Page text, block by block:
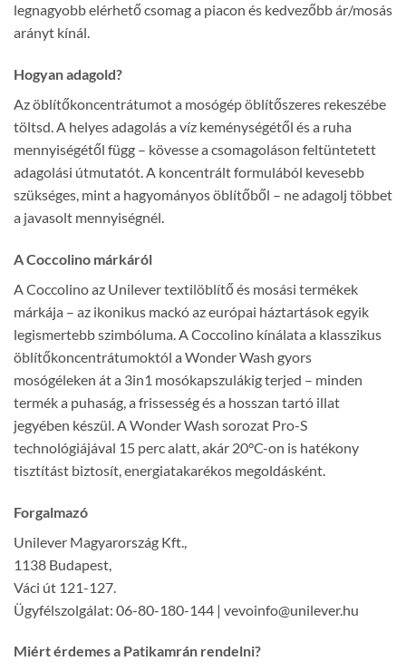
legnagyobb elérhető csomag a piacon és kedvezőbb ár/mosás
arányt kínál.
Hogyan adagold?
Az öblítőkoncentrátumot a mosógép öblítőszeres rekeszébe
töltsd. A helyes adagolás a víz keménységétől és a ruha
mennyiségétől függ – kövesse a csomagoláson feltüntetett
adagolási útmutatót. A koncentrált formulából kevesebb
szükséges, mint a hagyományos öblítőből – ne adagolj többet
a javasolt mennyiségnél.
A Coccolino márkáról
A Coccolino az Unilever textilöblítő és mosási termékek
márkája – az ikonikus mackó az európai háztartások egyik
legismertebb szimbóluma. A Coccolino kínálata a klasszikus
öblítőkoncentrátumoktól a Wonder Wash gyors
mosógéleken át a 3in1 mosókapszulákig terjed – minden
termék a puhaság, a frissesség és a hosszan tartó illat
jegyében készül. A Wonder Wash sorozat Pro-S
technológiájával 15 perc alatt, akár 20°C-on is hatékony
tisztítást biztosít, energiatakarékos megoldásként.
Forgalmazó
Unilever Magyarország Kft.,
1138 Budapest,
Váci út 121-127.
Ügyfélszolgálat: 06-80-180-144 | vevoinfo@unilever.hu
Miért érdemes a Patikamrán rendelni?